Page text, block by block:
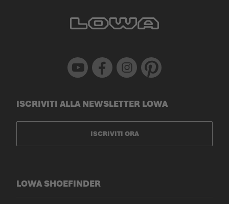
Youtube Facebook Instagram Pinterest
LOWA SHOEFINDER
ISCRIVITI ALLA NEWSLETTER LOWA
ISCRIVITI ORA